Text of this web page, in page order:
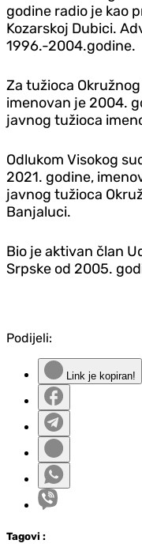
godine radio je kao
Kozarskoj Dubici.
1996.-2004.godine.
Za tužioca
imenovan je 2004.
javnog tužioca
Odlukom Visokog
2021. godine,
javnog tužioca
Banjaluci.
Bio je aktivan član
Srpske od 2005.
Podijeli:
Link je kopiran!
Tagovi :